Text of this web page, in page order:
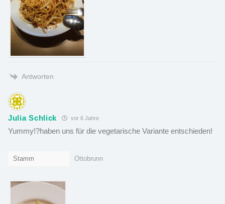
Antworten
Julia Schlick vor 6 Jahre
Yummy!?haben uns für die vegetarische Variante entschieden!
Stamm Ottobrunn